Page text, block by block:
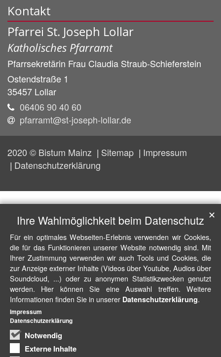
Kontakt
Pfarrei St. Joseph Lollar
Katholisches Pfarramt
Pfarrsekretärin Frau Claudia Straub-Schieferstein
Ostendstraße 1
35457 Lollar
06406 90 40 60
pfarramt@st-joseph-lollar.de
2020 © Bistum Mainz Sitemap
Impressum
Datenschutzerklärung
Ihre Wahlmöglichkeit beim Datenschutz
Für ein optimales Webseiten-Erlebnis verwenden wir Cookies,
die für das Funktionieren unserer Website notwendig sind. Mit
Ihrer Zustimmung verwenden wir auch Tools und Cookies, die
zur Anzeige externer Inhalte (Videos über Youtube, Audios über
Soundcloud, ...) oder zu anonymen Statistikzwecken genutzt
werden. Hier können Sie eine Auswahl treffen. Weitere
Informationen finden Sie in unserer Datenschutzerklärung.
Notwendig
Externe Inhalte
✕
Impressum
Datenschutzerklärung